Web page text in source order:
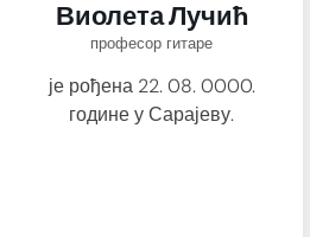
Виолета Лучић
професор гитаре
је рођена 22. 08. 0000.
године у Сарајеву.